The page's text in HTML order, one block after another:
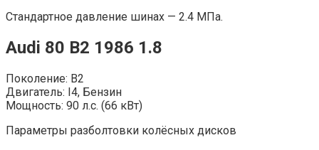
Стандартное давление шинах — 2.4 МПа.
Audi 80 B2 1986 1.8
Поколение: B2
Двигатель: I4, Бензин
Мощность: 90 л.с. (66 кВт)
Параметры разболтовки колёсных дисков